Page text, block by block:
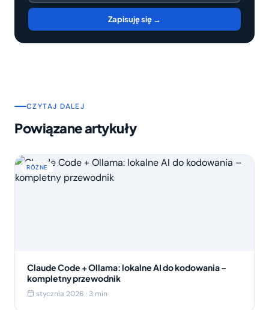
Zapisuję się →
CZYTAJ DALEJ
Powiązane artykuły
RÓŻNE
Claude Code + Ollama: lokalne AI do kodowania –
kompletny przewodnik
stycznia 2026 · 3 min